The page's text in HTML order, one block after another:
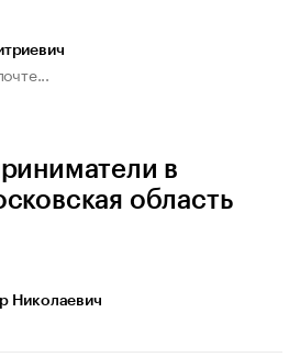
в
область
Николаевич